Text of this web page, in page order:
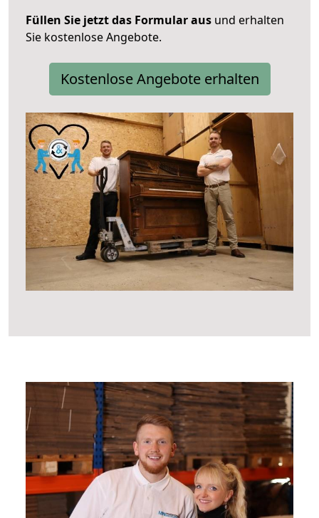
Füllen Sie jetzt das Formular aus und erhalten
Sie kostenlose Angebote.
Kostenlose Angebote erhalten